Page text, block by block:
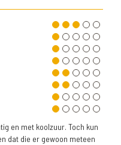
en met koolzuur. Toch kun
dat die er gewoon meteen